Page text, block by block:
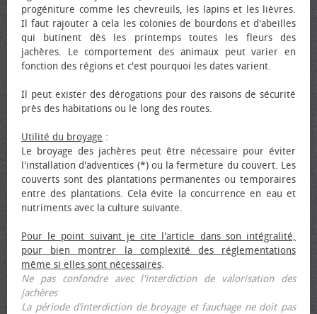
progéniture comme les chevreuils, les lapins et les lièvres.
Il faut rajouter à cela les colonies de bourdons et d'abeilles
qui butinent dès les printemps toutes les fleurs des
jachères. Le comportement des animaux peut varier en
fonction des régions et c'est pourquoi les dates varient.
Il peut exister des dérogations pour des raisons de sécurité
près des habitations ou le long des routes.
Utilité du broyage :
Le broyage des jachères peut être nécessaire pour éviter
l'installation d'adventices (*) ou la fermeture du couvert. Les
couverts sont des plantations permanentes ou temporaires
entre des plantations. Cela évite la concurrence en eau et
nutriments avec la culture suivante.
Pour le point suivant je cite l'article dans son intégralité,
pour bien montrer la complexité des réglementations
même si elles sont nécessaires.
Ne pas confondre avec l'interdiction de valorisation des
jachères
La période d’interdiction de broyage et fauchage ne doit pas